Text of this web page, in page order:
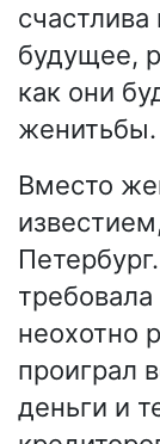
будущее,
как они
женитьбы.
Вместо
неохотно
проиграл
деньги и